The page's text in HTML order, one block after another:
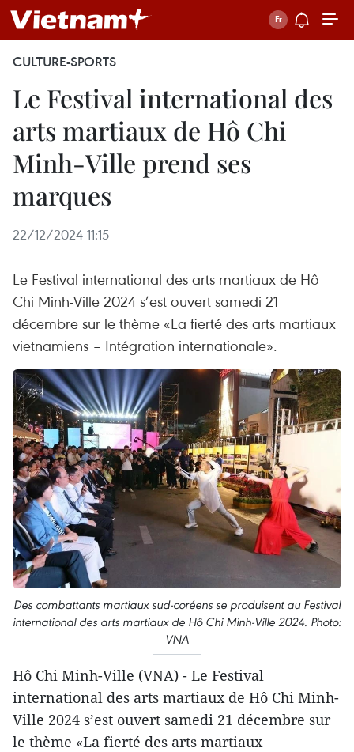
CULTURE-SPORTS
Le Festival international des
arts martiaux de Hô Chi
Minh-Ville prend ses
marques
22/12/2024 11:15
Le Festival international des arts martiaux de Hô
Chi Minh-Ville 2024 s’est ouvert samedi 21
décembre sur le thème «La fierté des arts martiaux
vietnamiens – Intégration internationale».
Des combattants martiaux sud-coréens se produisent au Festival
international des arts martiaux de Hô Chi Minh-Ville 2024. Photo:
VNA
Hô Chi Minh-Ville (VNA) - Le Festival
international des arts martiaux de Hô Chi Minh-
Ville 2024 s’est ouvert samedi 21 décembre sur
le thème «La fierté des arts martiaux